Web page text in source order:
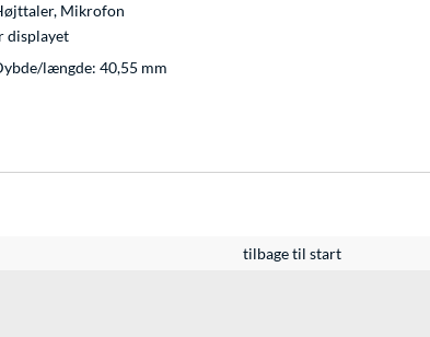
Mikrofon
displayet
længde: 40,55 mm
tilbage til start